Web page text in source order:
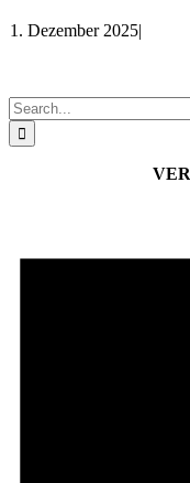
1. Dezember 2025|
Suche
nach: